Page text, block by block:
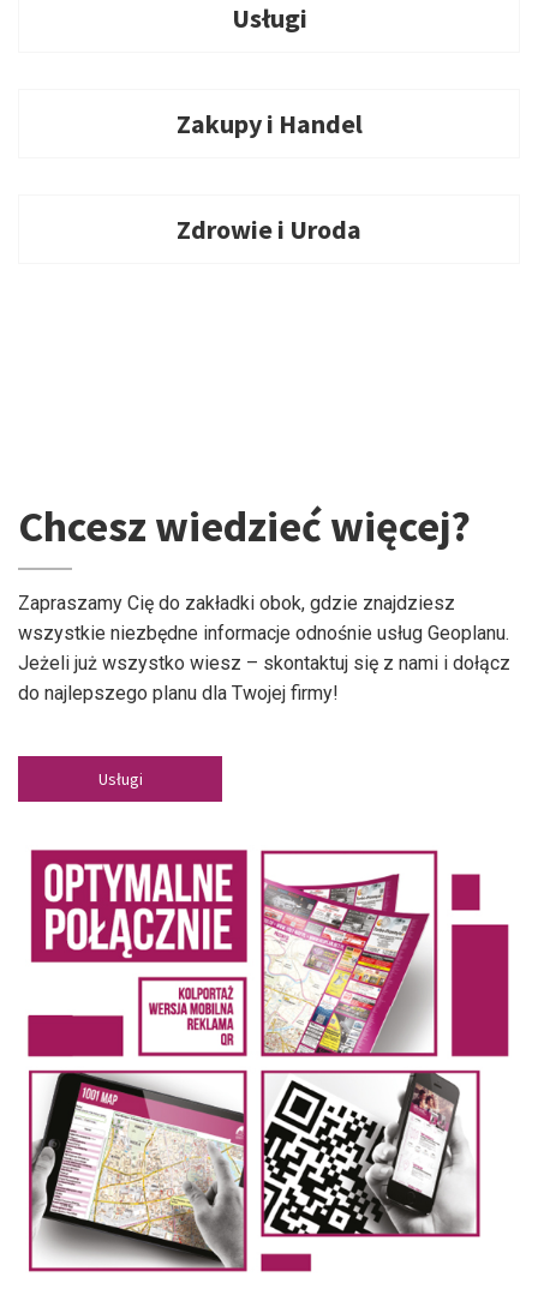
Usługi
Zakupy i Handel
Zdrowie i Uroda
Chcesz wiedzieć więcej?
Zapraszamy Cię do zakładki obok, gdzie znajdziesz
wszystkie niezbędne informacje odnośnie usług Geoplanu.
Jeżeli już wszystko wiesz – skontaktuj się z nami i dołącz
do najlepszego planu dla Twojej firmy!
Usługi